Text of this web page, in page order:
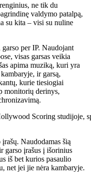
ne tik du
valdymo patalpą,
su kita – visi su nuline
per IP. Naudojant
visas garsas veikia
apima muziką, kuri yra
ir garsą,
kurie tiesiogiai
monitorių derinys,
Naudodamas šią
garso įrašus į išorinius
iš bet kurios pasaulio
net jei jie nėra kambaryje.